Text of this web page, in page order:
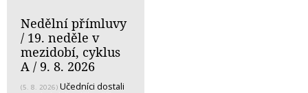
Nedělní přímluvy
/ 19. neděle v
mezidobí, cyklus
A / 9. 8. 2026
(5. 8. 2026) Učedníci dostali